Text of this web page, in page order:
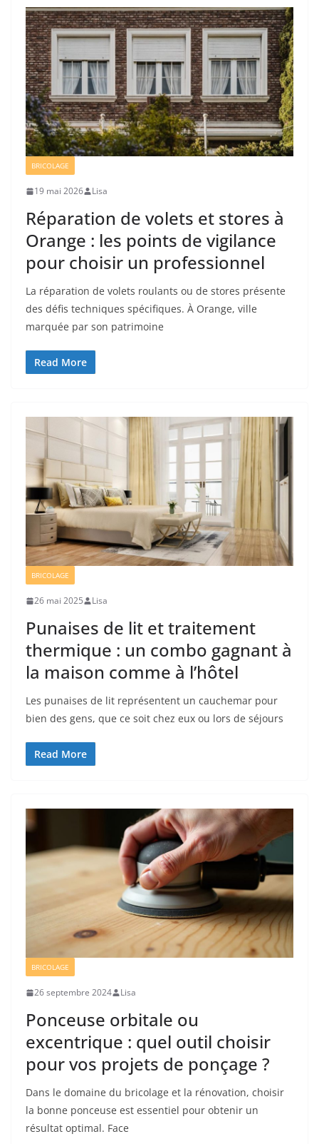
BRICOLAGE
19 mai 2026 Lisa
Réparation de volets et stores à
Orange : les points de vigilance
pour choisir un professionnel
La réparation de volets roulants ou de stores présente
des défis techniques spécifiques. À Orange, ville
marquée par son patrimoine
Read More
BRICOLAGE
26 mai 2025 Lisa
Punaises de lit et traitement
thermique : un combo gagnant à
la maison comme à l’hôtel
Les punaises de lit représentent un cauchemar pour
bien des gens, que ce soit chez eux ou lors de séjours
Read More
BRICOLAGE
26 septembre 2024 Lisa
Ponceuse orbitale ou
excentrique : quel outil choisir
pour vos projets de ponçage ?
Dans le domaine du bricolage et la rénovation, choisir
la bonne ponceuse est essentiel pour obtenir un
résultat optimal. Face